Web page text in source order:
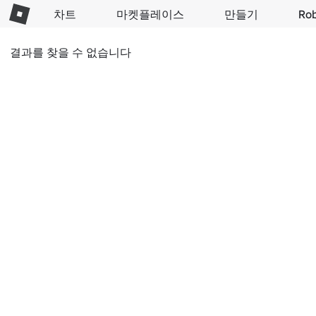
차트 마켓플레이스 만들기
결과를 찾을 수 없습니다